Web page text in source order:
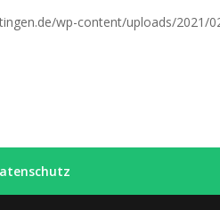
wp-content/uploads/2021/